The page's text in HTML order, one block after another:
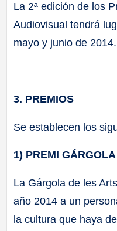
La 2ª edición de los
Audiovisual tendrá
mayo y junio de 2014.
3. PREMIOS
Se establecen los
1) PREMI
La Gárgola de les
año 2014 a un
la cultura que haya